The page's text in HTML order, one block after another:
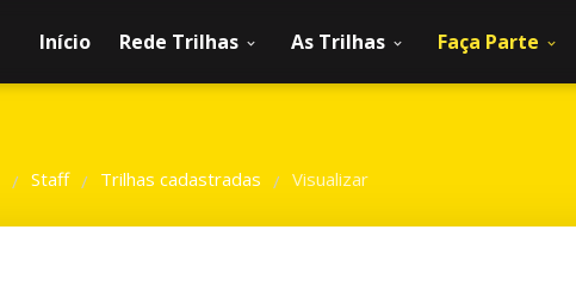
Início Rede Trilhas As Trilhas Faça Parte
/ Staff / Trilhas cadastradas / Visualizar